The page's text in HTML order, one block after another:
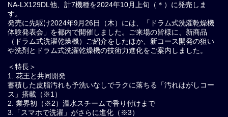
NA-LX129DL他、計7機種を2024年10月上旬（＊）に発売しま
す。
発売に先駆け2024年9月26日（木）には、「ドラム式洗濯乾燥機
体験発表会」を都内で開催しました。ご来場の皆様に、新商品
（ドラム式洗濯乾燥機）ご紹介をしたほか、新コース開発の狙い
や洗剤とドラム式洗濯乾燥機の技術力進化をご案内しました。
＜特長＞
1. 花王と共同開発
蓄積した皮脂汚れも予洗いなしでラクに落ちる「汚れはがしコー
ス」搭載（※1）
2. 業界初（※2）温水スチームで香り付けまで
3.「スマホで洗濯」がさらに進化（※3）